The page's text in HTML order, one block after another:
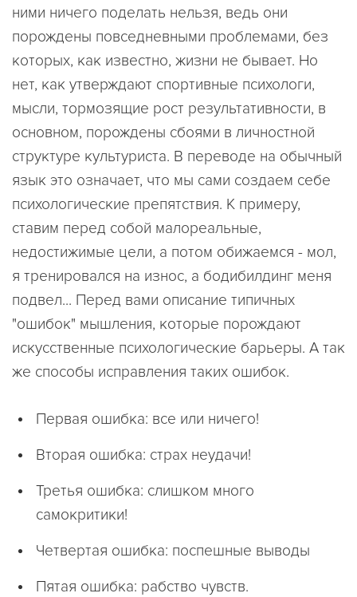
ними ничего поделать нельзя, ведь они
порождены повседневными проблемами, без
которых, как известно, жизни не бывает. Но
нет, как утверждают спортивные психологи,
мысли, тормозящие рост результативности, в
основном, порождены сбоями в личностной
структуре культуриста. В переводе на обычный
язык это означает, что мы сами создаем себе
психологические препятствия. К примеру,
ставим перед собой малореальные,
недостижимые цели, а потом обижаемся - мол,
я тренировался на износ, а бодибилдинг меня
подвел... Перед вами описание типичных
"ошибок" мышления, которые порождают
искусственные психологические барьеры. А так
же способы исправления таких ошибок.
Первая ошибка: все или ничего!
Вторая ошибка: страх неудачи!
Третья ошибка: слишком много
самокритики!
Четвертая ошибка: поспешные выводы
Пятая ошибка: рабство чувств.